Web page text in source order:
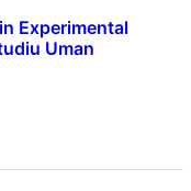
Experimental
Uman